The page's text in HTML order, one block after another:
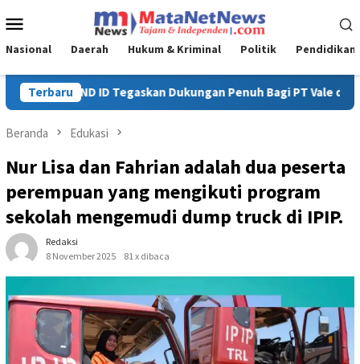
ke
Mobile
Nasional Daerah Hukum & Kriminal Politik Pendidikan
Terbaru
PT Vale di Pomalaa, Perkuat Kepastian Investasi dan
Beranda Edukasi
Nur Lisa dan Fahrian adalah dua peserta
perempuan yang mengikuti program
sekolah mengemudi dump truck di IPIP.
Redaksi
8 November 2025
81 x dibaca